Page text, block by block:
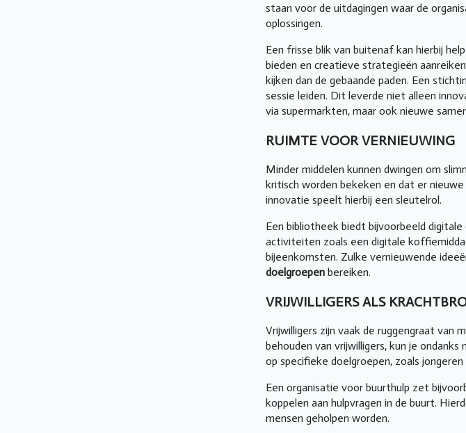
staan voor de uitdagingen waar de
oplossingen.
Een frisse blik van buitenaf kan hierbij
bieden en creatieve strategieën
kijken dan de gebaande paden. Een
sessie leiden. Dit leverde niet alleen
via supermarkten, maar ook nieuwe
RUIMTE VOOR VERNIEUWING
Minder middelen kunnen dwingen om
kritisch worden bekeken en dat er
innovatie speelt hierbij een sleutelrol.
Een bibliotheek biedt bijvoorbeeld
activiteiten zoals een digitale
bijeenkomsten. Zulke vernieuwende
doelgroepen bereiken.
VRIJWILLIGERS ALS
Vrijwilligers zijn vaak de ruggengraat van
behouden van vrijwilligers, kun je
op specifieke doelgroepen, zoals
Een organisatie voor buurthulp zet
koppelen aan hulpvragen in de buurt.
mensen geholpen worden.